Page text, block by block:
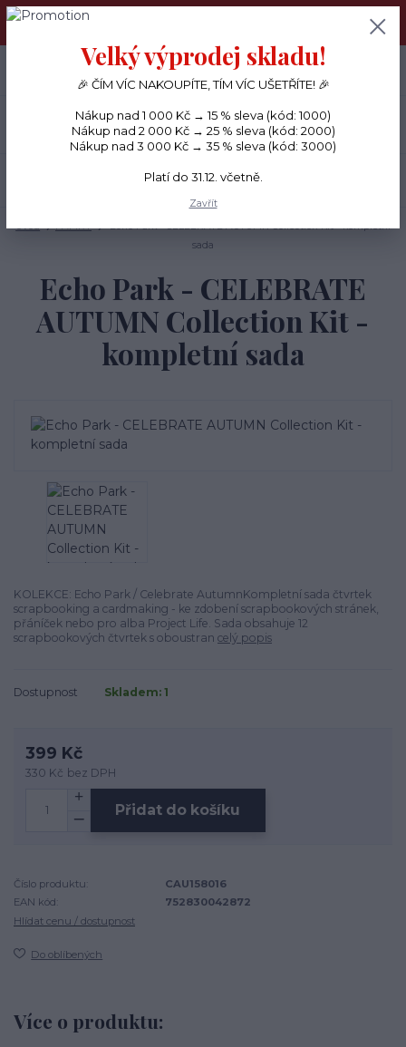
PŘÁNÍČKA a PAPÍROVÉ DÁRKY odesílám každý den, KREATIVNÍ
Menu
CZK
+420 734 380 930
(Po-Ne, 8-20 hod.)
sada
Echo Park - CELEBRATE
AUTUMN Collection Kit -
kompletní sada
KOLEKCE: Echo Park / Celebrate AutumnKompletní sada čtvrtek
scrapbooking a cardmaking - ke zdobení scrapbookových stránek,
přáníček nebo pro alba Project Life. Sada obsahuje 12
scrapbookových čtvrtek s oboustran celý popis
Dostupnost Skladem: 1
399 Kč
330 Kč bez DPH
Přidat do košíku
Číslo produktu:
CAU158016
EAN kód:
752830042872
Hlídat cenu / dostupnost
Do oblíbených
Více o produktu:
Velký výprodej skladu!
🎉 ČÍM VÍC NAKOUPÍTE, TÍM VÍC UŠETŘÍTE! 🎉
Nákup nad 1 000 Kč → 15 % sleva (kód: 1000)
Nákup nad 2 000 Kč → 25 % sleva (kód: 2000)
Nákup nad 3 000 Kč → 35 % sleva (kód: 3000)
Platí do 31.12. včetně.
Zavřít